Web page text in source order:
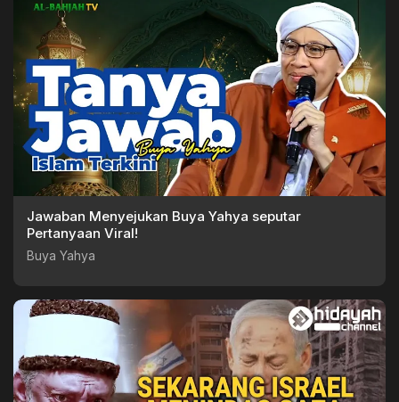
Jawaban Menyejukan Buya Yahya seputar
Pertanyaan Viral!
Buya Yahya